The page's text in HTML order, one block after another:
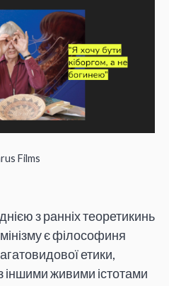
Films
з ранніх теоретикинь
є філософиня
етики,
іншими живими істотами